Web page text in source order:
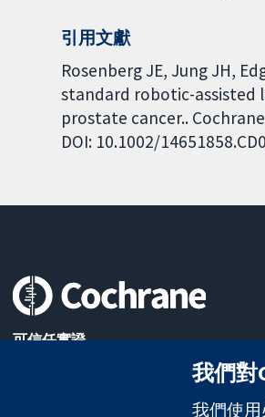
引用文獻
Rosenberg JE, Jung JH,
standard robotic-
prostate cancer..
DOI: 10.1002/
可信任實證
我們對
我們使